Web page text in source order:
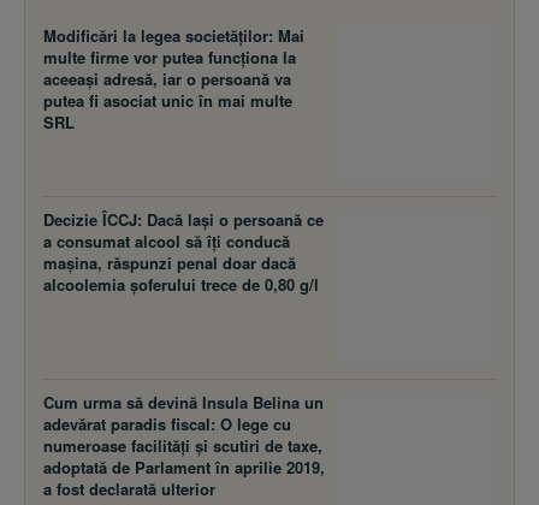
Modificări la legea societăţilor: Mai
multe firme vor putea funcţiona la
aceeaşi adresă, iar o persoană va
putea fi asociat unic în mai multe
SRL
Decizie ÎCCJ: Dacă laşi o persoană ce
a consumat alcool să îţi conducă
maşina, răspunzi penal doar dacă
alcoolemia şoferului trece de 0,80 g/l
Cum urma să devină Insula Belina un
adevărat paradis fiscal: O lege cu
numeroase facilităţi şi scutiri de taxe,
adoptată de Parlament în aprilie 2019,
a fost declarată ulterior